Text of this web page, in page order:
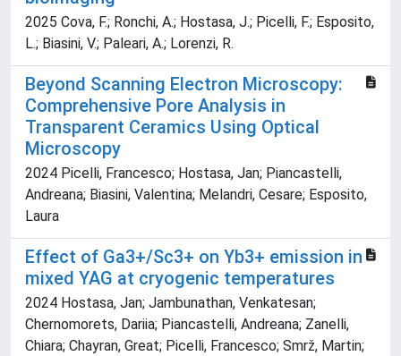
2025 Cova, F.; Ronchi, A.; Hostasa, J.; Picelli, F.; Esposito,
L.; Biasini, V.; Paleari, A.; Lorenzi, R.
Beyond Scanning Electron Microscopy:
Comprehensive Pore Analysis in
Transparent Ceramics Using Optical
Microscopy
2024 Picelli, Francesco; Hostasa, Jan; Piancastelli,
Andreana; Biasini, Valentina; Melandri, Cesare; Esposito,
Laura
Effect of Ga3+/Sc3+ on Yb3+ emission in
mixed YAG at cryogenic temperatures
2024 Hostasa, Jan; Jambunathan, Venkatesan;
Chernomorets, Dariia; Piancastelli, Andreana; Zanelli,
Chiara; Chayran, Great; Picelli, Francesco; Smrž, Martin;